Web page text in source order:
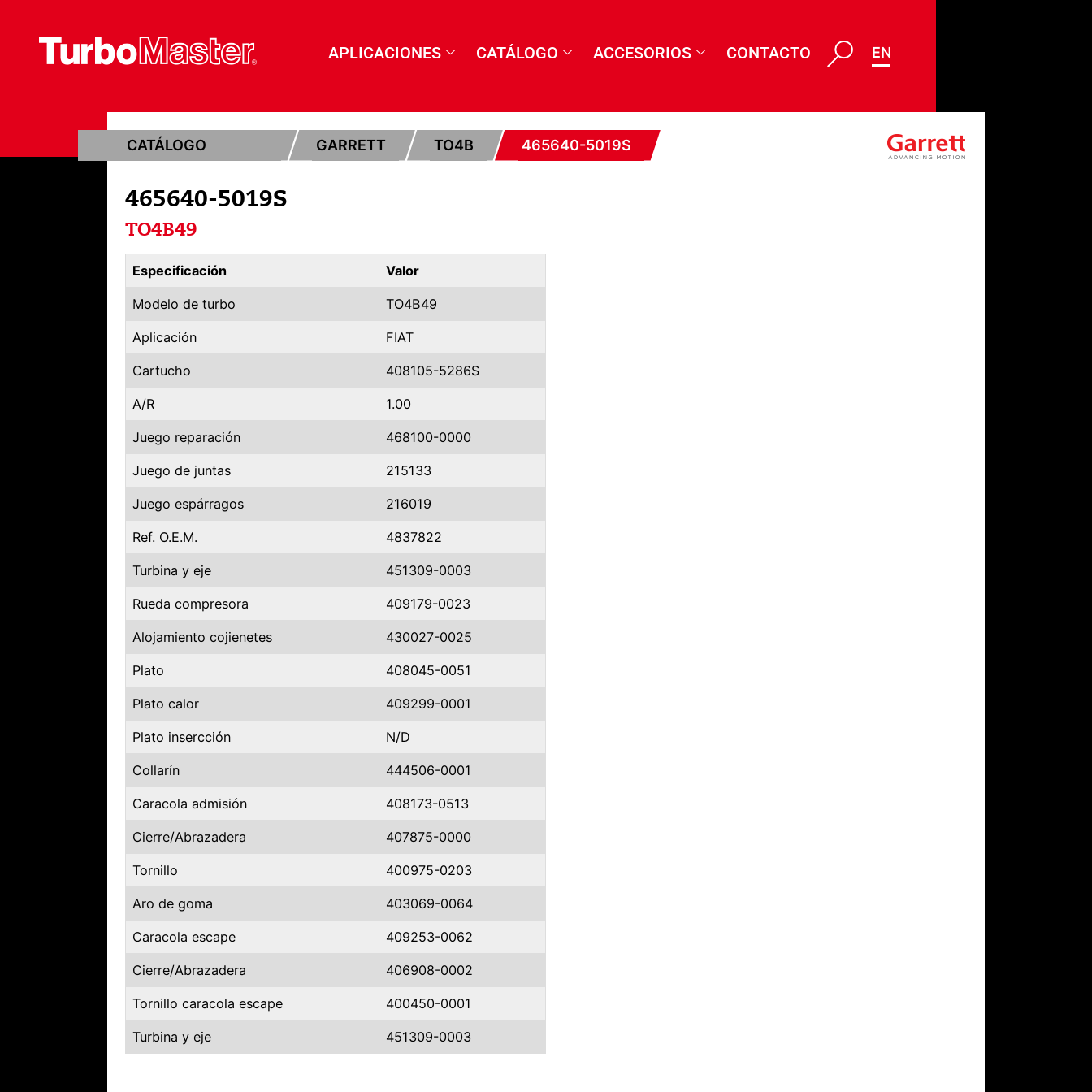
APLICACIONES CATÁLOGO ACCESORIOS CONTACTO ENG
CATÁLOGO GARRETT TO4B 465640-5019S
465640-5019S
TO4B49
Especificación Valor
Modelo de turbo TO4B49
Aplicación FIAT
Cartucho 408105-5286S
A/R 1.00
Juego reparación 468100-0000
Juego de juntas 215133
Juego espárragos 216019
Ref. O.E.M. 4837822
Turbina y eje 451309-0003
Rueda compresora 409179-0023
Alojamiento cojienetes 430027-0025
Plato 408045-0051
Plato calor 409299-0001
Plato insercción N/D
Collarín 444506-0001
Caracola admisión 408173-0513
Cierre/Abrazadera 407875-0000
Tornillo 400975-0203
Aro de goma 403069-0064
Caracola escape 409253-0062
Cierre/Abrazadera 406908-0002
Tornillo caracola escape 400450-0001
Turbina y eje 451309-0003